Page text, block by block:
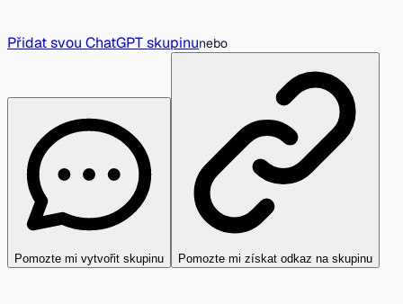
Přidat svou ChatGPT skupinunebo
Pomozte mi vytvořit skupinu Pomozte mi získat odkaz na skupinu